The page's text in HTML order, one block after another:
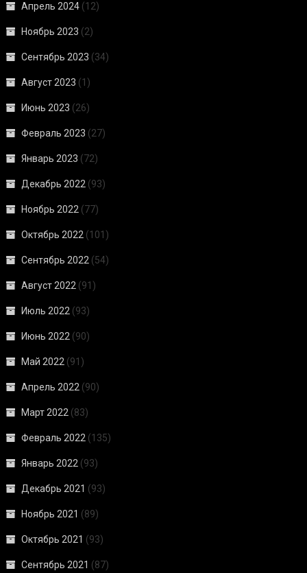
Апрель 2024 (12)
Ноябрь 2023 (2)
Сентябрь 2023 (34)
Август 2023 (1)
Июнь 2023 (26)
Февраль 2023 (27)
Январь 2023 (72)
Декабрь 2022 (93)
Ноябрь 2022 (77)
Октябрь 2022 (101)
Сентябрь 2022 (54)
Август 2022 (91)
Июль 2022 (93)
Июнь 2022 (90)
Май 2022 (91)
Апрель 2022 (90)
Март 2022 (83)
Февраль 2022 (135)
Январь 2022 (93)
Декабрь 2021 (93)
Ноябрь 2021 (89)
Октябрь 2021 (93)
Сентябрь 2021 (87)